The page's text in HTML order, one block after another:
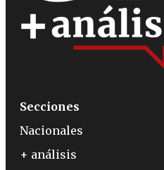
Secciones
Nacionales
+ análisis